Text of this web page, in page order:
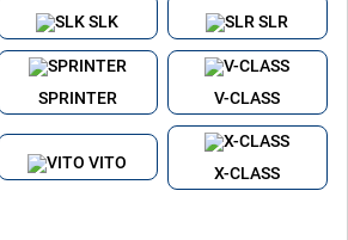
SLK SLR
SPRINTER V-CLASS
VITO
X-CLASS